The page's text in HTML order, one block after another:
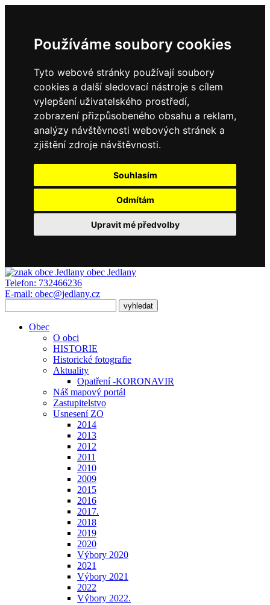
Používáme soubory cookies
Tyto webové stránky používají soubory
cookies a další sledovací nástroje s cílem
vylepšení uživatelského prostředí,
zobrazení přizpůsobeného obsahu a reklam,
analýzy návštěvnosti webových stránek a
zjištění zdroje návštěvnosti.
Souhlasím
Odmítám
Upravit mé předvolby
obec Jedlany
Telefon: 732466236
E-mail: obec@jedlany.cz
Obec
O obci
HISTORIE
Historické fotografie
Aktuality
Opatření -KORONAVIR
Náš mapový portál
Zastupitelstvo
Usnesení ZO
2014
2013
2012
2011
2010
2009
2015
2016
2017.
2018
2019
2020
Výbory 2020
2021
Výbory 2021
2022
Výbory 2022.